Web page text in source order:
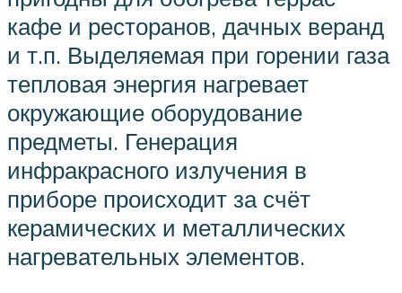
кафе и ресторанов, дачных веранд
и т.п. Выделяемая при горении газа
тепловая энергия нагревает
окружающие оборудование
предметы. Генерация
инфракрасного излучения в
приборе происходит за счёт
керамических и металлических
нагревательных элементов.